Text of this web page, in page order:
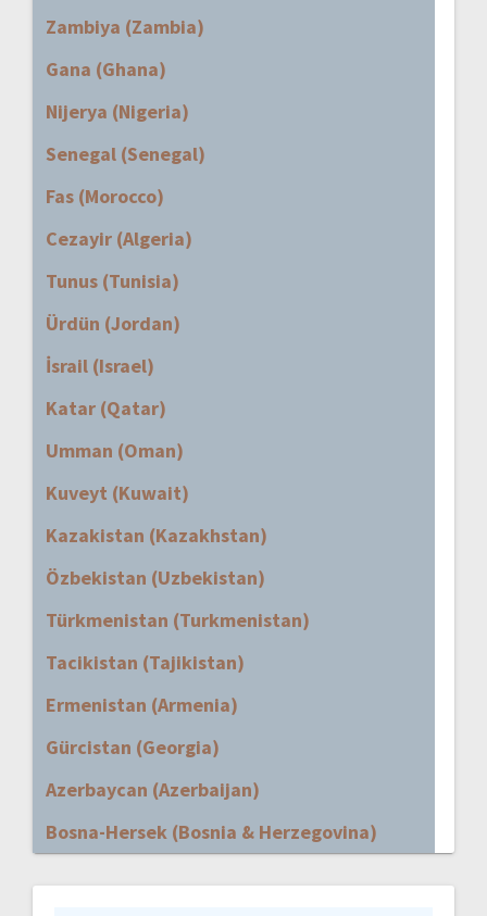
Zambiya (Zambia)
Gana (Ghana)
Nijerya (Nigeria)
Senegal (Senegal)
Fas (Morocco)
Cezayir (Algeria)
Tunus (Tunisia)
Ürdün (Jordan)
İsrail (Israel)
Katar (Qatar)
Umman (Oman)
Kuveyt (Kuwait)
Kazakistan (Kazakhstan)
Özbekistan (Uzbekistan)
Türkmenistan (Turkmenistan)
Tacikistan (Tajikistan)
Ermenistan (Armenia)
Gürcistan (Georgia)
Azerbaycan (Azerbaijan)
Bosna-Hersek (Bosnia & Herzegovina)